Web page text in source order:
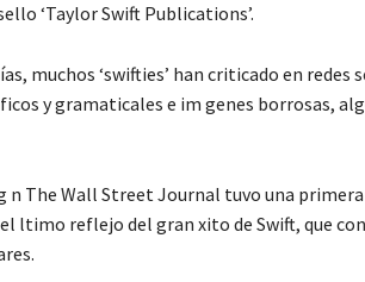
‘Taylor Swift Publications’.
muchos ‘swifties’ han criticado en redes
y gramaticales e im genes borrosas,
n The Wall Street Journal tuvo una
ltimo reflejo del gran xito de Swift, que